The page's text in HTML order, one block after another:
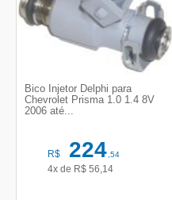
Bico Injetor Delphi para
Chevrolet Prisma 1.0 1.4 8V
2006 até...
R$ 224,54
4x de R$ 56,14